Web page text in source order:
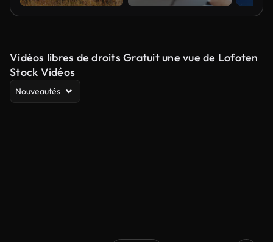
Vidéos libres de droits Gratuit une vue de Lofoten
Stock Vidéos
Nouveautés